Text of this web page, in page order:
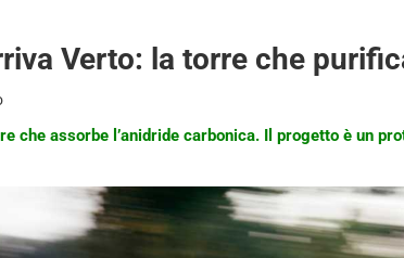
Verto: la torre che
che assorbe l’anidride carbonica. Il progetto è un